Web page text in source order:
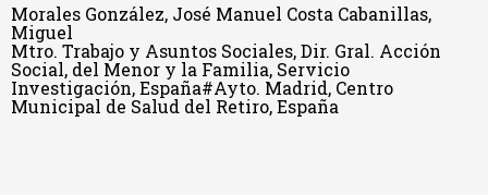
Morales González, José Manuel Costa Cabanillas,
Miguel
Mtro. Trabajo y Asuntos Sociales, Dir. Gral. Acción
Social, del Menor y la Familia, Servicio
Investigación, España#Ayto. Madrid, Centro
Municipal de Salud del Retiro, España